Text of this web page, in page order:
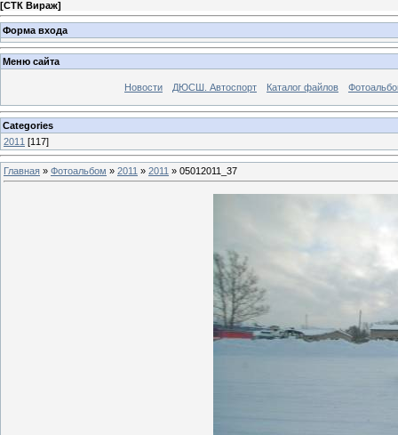
[СТК Вираж]
Форма входа
Меню сайта
Новости ДЮСШ. Автоспорт Каталог файлов
Categories
2011 [117]
Главная » Фотоальбом » 2011 » 2011 » 05012011_37